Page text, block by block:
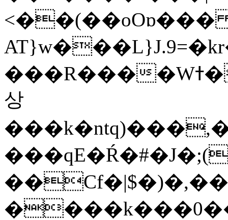
���R����Wߙ���o�O���ӯ��������?
상